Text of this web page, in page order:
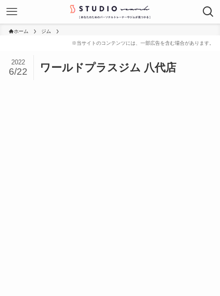
ホーム ジム
ワールドプラスジム 八代店
2022
6/22